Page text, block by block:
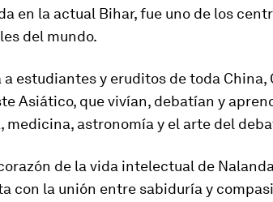
en la actual Bihar, fue uno de los
del mundo.
estudiantes y eruditos de toda China,
Asiático, que vivían, debatían y
medicina, astronomía y el arte del
de la vida intelectual de
con la unión entre sabiduría y